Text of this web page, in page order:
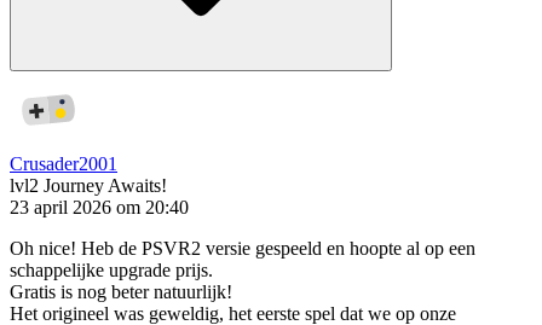
Crusader2001
lvl2 Journey Awaits!
23 april 2026 om 20:40
Oh nice! Heb de PSVR2 versie gespeeld en hoopte al op een
schappelijke upgrade prijs.
Gratis is nog beter natuurlijk!
Het origineel was geweldig, het eerste spel dat we op onze